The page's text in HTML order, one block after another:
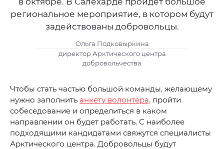
региональное мероприятие, в котором будут
задействованы добровольцы.
Ольга Подковыркина
директор Арктического центра
добровольчества
Чтобы стать частью большой команды, желающему
нужно заполнить анкету волонтера, пройти
собеседование и определиться в каком
направлении он будет работать. С наиболее
подходящими кандидатами свяжутся специалисты
Арктического центра. Добровольцы будут